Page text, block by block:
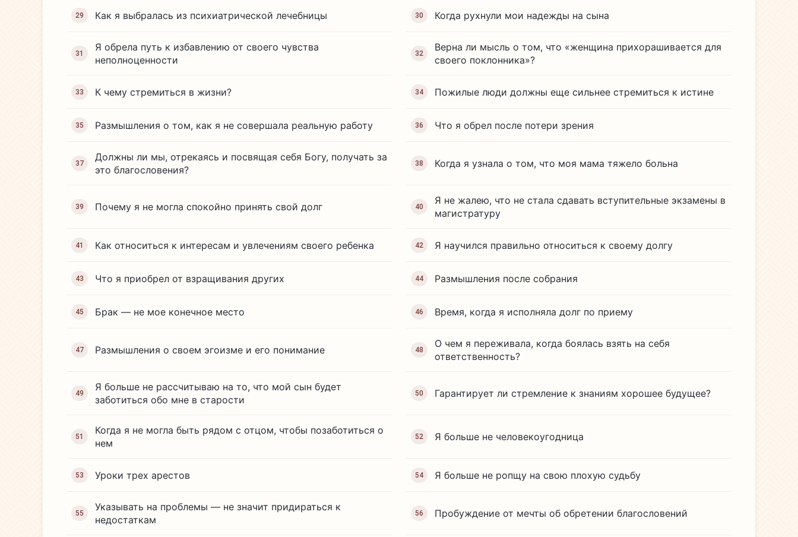
29 Как я выбралась из психиатрической лечебницы 30 Когда рухнули мои надежды на сына
31
Я обрела путь к избавлению от своего чувства
неполноценности
32
Верна ли мысль о том, что «женщина прихорашивается для
своего поклонника»?
33 К чему стремиться в жизни? 34 Пожилые люди должны еще сильнее стремиться к истине
35 Размышления о том, как я не совершала реальную работу 36 Что я обрел после потери зрения
37
Должны ли мы, отрекаясь и посвящая себя Богу, получать за
это благословения?
38 Когда я узнала о том, что моя мама тяжело больна
39 Почему я не могла спокойно принять свой долг 40
Я не жалею, что не стала сдавать вступительные экзамены в
магистратуру
41 Как относиться к интересам и увлечениям своего ребенка 42 Я научился правильно относиться к своему долгу
43 Что я приобрел от взращивания других 44 Размышления после собрания
45 Брак — не мое конечное место 46 Время, когда я исполняла долг по приему
47 Размышления о своем эгоизме и его понимание 48
О чем я переживала, когда боялась взять на себя
ответственность?
49
Я больше не рассчитываю на то, что мой сын будет
заботиться обо мне в старости
50 Гарантирует ли стремление к знаниям хорошее будущее?
51
Когда я не могла быть рядом с отцом, чтобы позаботиться о
нем
52 Я больше не человекоугодница
53 Уроки трех арестов 54 Я больше не ропщу на свою плохую судьбу
55
Указывать на проблемы — не значит придираться к
недостаткам
56 Пробуждение от мечты об обретении благословений